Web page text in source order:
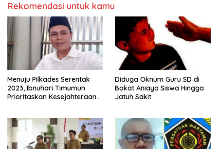
Rekomendasi untuk kamu
Menuju Pilkades Serentak
2023, Ibnuhari Timumun
Prioritaskan Kesejahteraan
Diduga Oknum Guru SD di
Bokat Aniaya Siswa Hingga
Jatuh Sakit